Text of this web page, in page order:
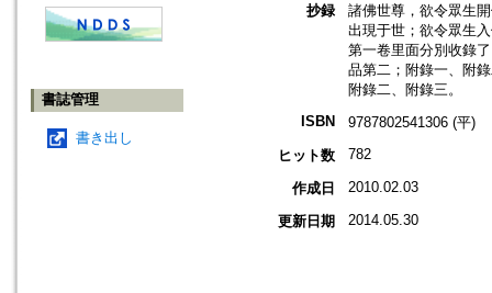
書誌管理
書き出し
抄録
諸佛世尊，欲令眾生
出現于世；欲令眾生
第一卷里面分別收錄
品第二；附錄一、附
附錄二、附錄三。
ISBN
9787802541306 (平)
ヒット数
782
作成日 2010.02.03
更新日期 2014.05.30